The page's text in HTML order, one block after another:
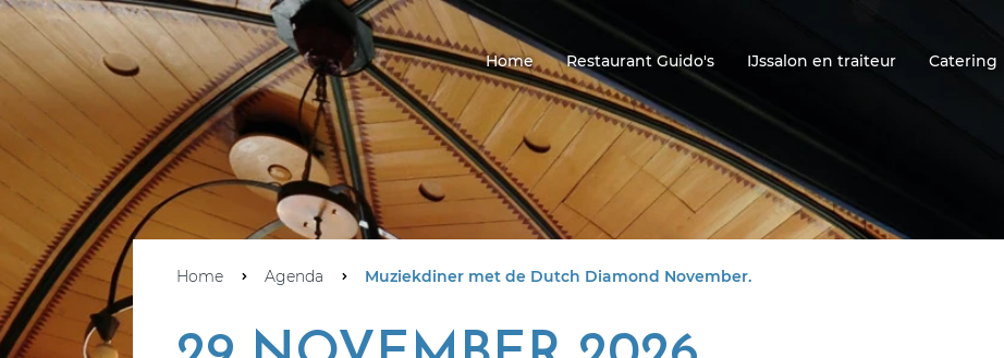
Home Restaurant Guido's IJssalon en traiteur Catering
Home Agenda Muziekdiner met de Dutch Diamond November.